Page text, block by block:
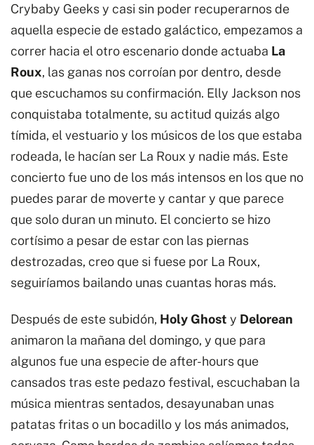
Crybaby Geeks y casi sin poder recuperarnos de
aquella especie de estado galáctico, empezamos a
correr hacia el otro escenario donde actuaba La
Roux, las ganas nos corroían por dentro, desde
que escuchamos su confirmación. Elly Jackson nos
conquistaba totalmente, su actitud quizás algo
tímida, el vestuario y los músicos de los que estaba
rodeada, le hacían ser La Roux y nadie más. Este
concierto fue uno de los más intensos en los que no
puedes parar de moverte y cantar y que parece
que solo duran un minuto. El concierto se hizo
cortísimo a pesar de estar con las piernas
destrozadas, creo que si fuese por La Roux,
seguiríamos bailando unas cuantas horas más.
Después de este subidón, Holy Ghost y Delorean
animaron la mañana del domingo, y que para
algunos fue una especie de after-hours que
cansados tras este pedazo festival, escuchaban la
música mientras sentados, desayunaban unas
patatas fritas o un bocadillo y los más animados,